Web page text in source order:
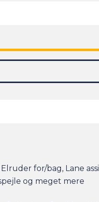
for/bag, Lane
og meget mere